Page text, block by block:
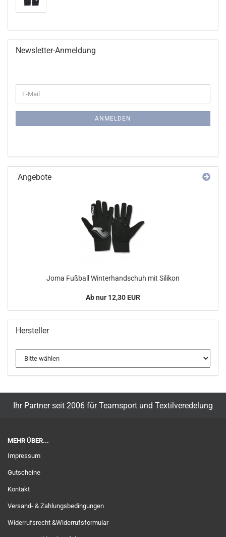
Newsletter-Anmeldung
ZUR
E-
Mail
ANMELDEN
Angebote
Joma Fußball Winterhandschuh mit Silikon
Ab nur 12,30 EUR
Hersteller
Ihr Partner seit 2006 für Teamsport und Textilveredelung
MEHR ÜBER...
Impressum
Gutscheine
Kontakt
Versand- & Zahlungsbedingungen
Widerrufsrecht &Widerrufsformular